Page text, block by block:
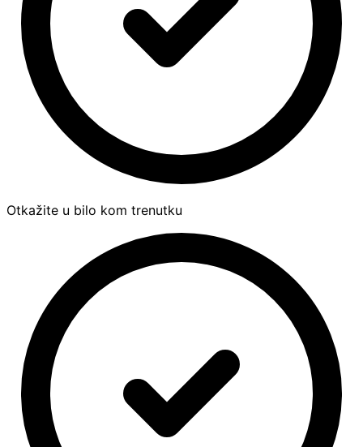
Otkažite u bilo kom trenutku